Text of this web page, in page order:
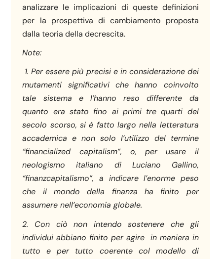
analizzare le implicazioni di queste definizioni
per la prospettiva di cambiamento proposta
dalla teoria della decrescita.
Note:
1. Per essere più precisi e in considerazione dei
mutamenti significativi che hanno coinvolto
tale sistema e l’hanno reso differente da
quanto era stato fino ai primi tre quarti del
secolo scorso, si è fatto largo nella letteratura
accademica e non solo l’utilizzo del termine
“financialized capitalism”, o, per usare il
neologismo italiano di Luciano Gallino,
“finanzcapitalismo”, a indicare l’enorme peso
che il mondo della finanza ha finito per
assumere nell’economia globale.
2. Con ciò non intendo sostenere che gli
individui abbiano finito per agire in maniera in
tutto e per tutto coerente col modello di